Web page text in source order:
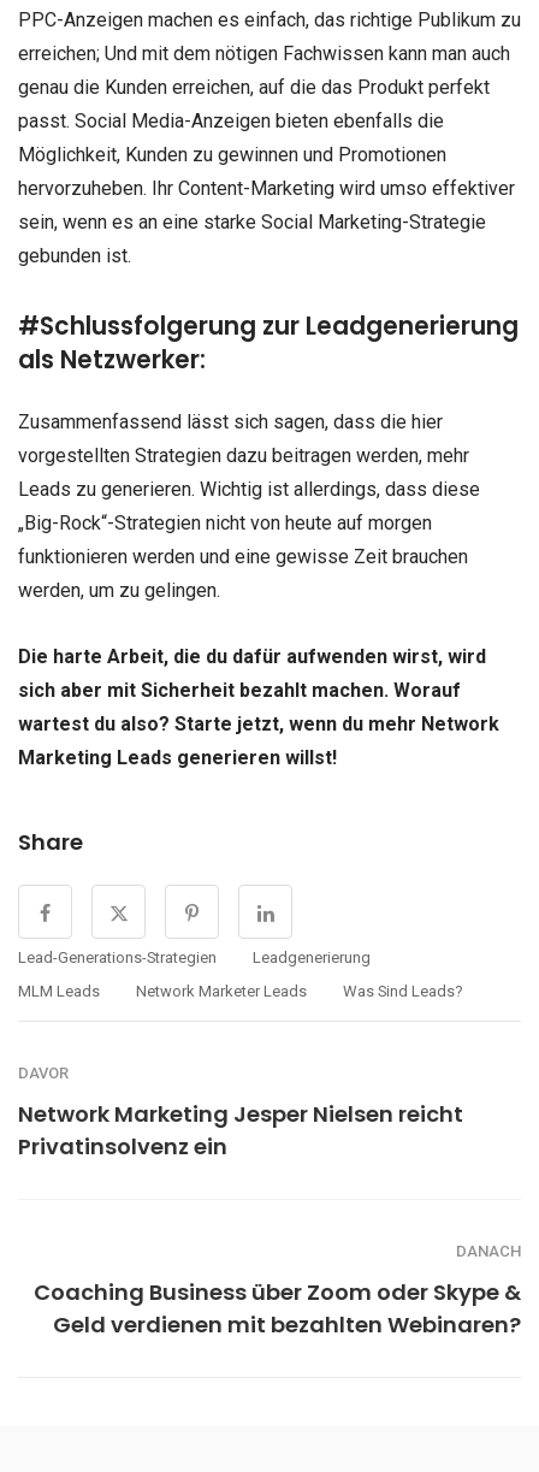
PPC-Anzeigen machen es einfach, das richtige Publikum zu
erreichen; Und mit dem nötigen Fachwissen kann man auch
genau die Kunden erreichen, auf die das Produkt perfekt
passt. Social Media-Anzeigen bieten ebenfalls die
Möglichkeit, Kunden zu gewinnen und Promotionen
hervorzuheben. Ihr Content-Marketing wird umso effektiver
sein, wenn es an eine starke Social Marketing-Strategie
gebunden ist.
#Schlussfolgerung zur Leadgenerierung
als Netzwerker:
Zusammenfassend lässt sich sagen, dass die hier
vorgestellten Strategien dazu beitragen werden, mehr
Leads zu generieren. Wichtig ist allerdings, dass diese
„Big-Rock“-Strategien nicht von heute auf morgen
funktionieren werden und eine gewisse Zeit brauchen
werden, um zu gelingen.
Die harte Arbeit, die du dafür aufwenden wirst, wird
sich aber mit Sicherheit bezahlt machen. Worauf
wartest du also? Starte jetzt, wenn du mehr Network
Marketing Leads generieren willst!
Share
Lead-Generations-Strategien
Leadgenerierung
MLM Leads
Network Marketer Leads Was Sind Leads?
DAVOR
Network Marketing Jesper Nielsen reicht
Privatinsolvenz ein
DANACH
Coaching Business über Zoom oder Skype &
Geld verdienen mit bezahlten Webinaren?